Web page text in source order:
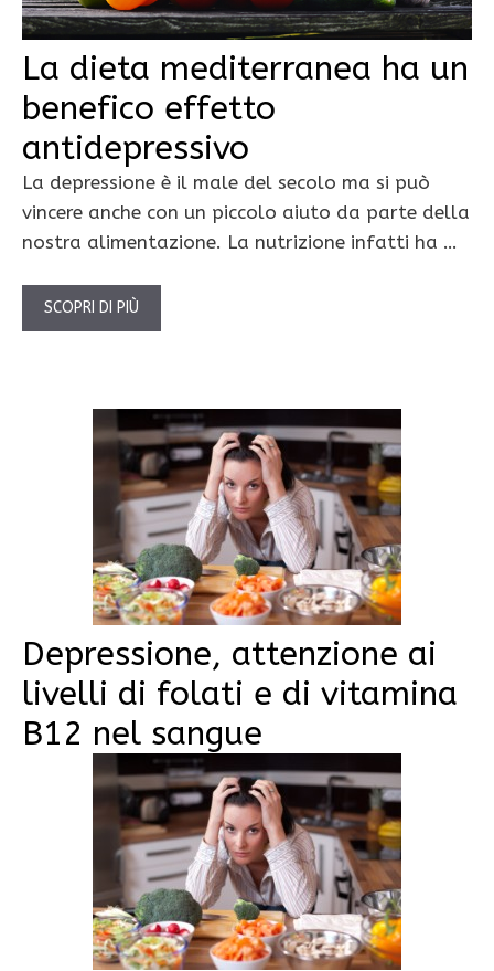
La dieta mediterranea ha un
benefico effetto
antidepressivo
La depressione è il male del secolo ma si può
vincere anche con un piccolo aiuto da parte della
nostra alimentazione. La nutrizione infatti ha …
SCOPRI DI PIÙ
Depressione, attenzione ai
livelli di folati e di vitamina
B12 nel sangue